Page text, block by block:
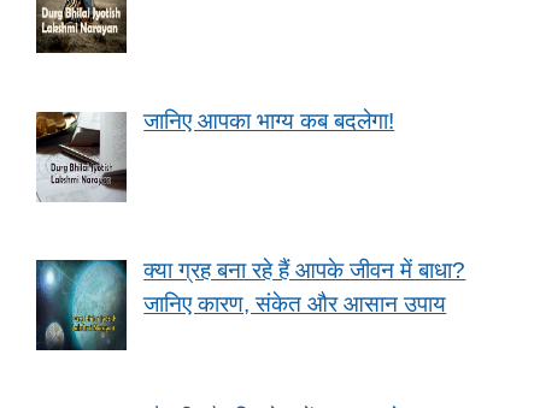
जानिए आपका भाग्य कब बदलेगा!
क्या ग्रह बना रहे हैं आपके जीवन में बाधा?
जानिए कारण, संकेत और आसान उपाय